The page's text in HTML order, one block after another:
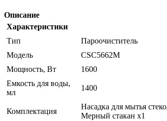
Описание
Характеристики
Тип
Пароочиститель
Модель
CSC5662M
Мощность, Вт
1600
Емкость для воды,
мл
1400
Комплектация
Насадка для мытья
Мерный стакан х1